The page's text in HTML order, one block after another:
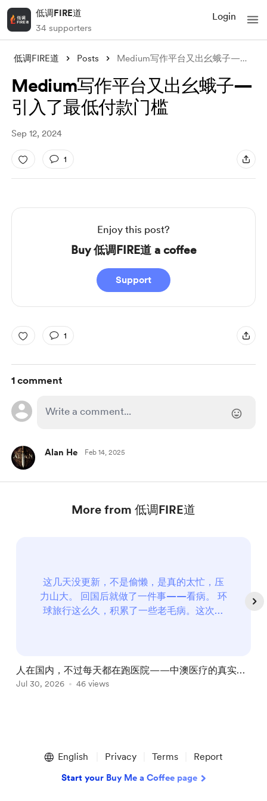
低调FIRE道
34 supporters
Login
低调FIRE道 Posts Medium写作平台又出幺蛾子—引入了最低付款门槛
Medium写作平台又出幺蛾子—
引入了最低付款门槛
Sep 12, 2024
1
Enjoy this post?
Buy 低调FIRE道 a coffee
Support
1
1 comment
Alan He Feb 14, 2025
More from 低调FIRE道
这几天没更新，不是偷懒，是真的太忙，压
力山大。 回国后就做了一件事——看病。 环
球旅行这么久，积累了一些老毛病。这次回
指反复受到挤压，形成积液，破了之后长
人在国内，不过每天都在跑医院——中澳医疗的真实体
验对比，顺便请大家帮我出出主意
Jul 30, 2026 46 views
English Privacy Terms Report
Start your Buy Me a Coffee page